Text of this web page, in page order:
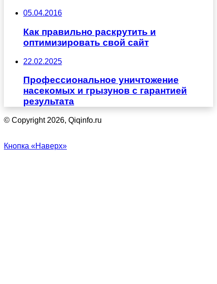
05.04.2016
Как правильно раскрутить и
оптимизировать свой сайт
22.02.2025
Профессиональное уничтожение
насекомых и грызунов с гарантией
результата
© Copyright 2026, Qiqinfo.ru
Кнопка «Наверх»